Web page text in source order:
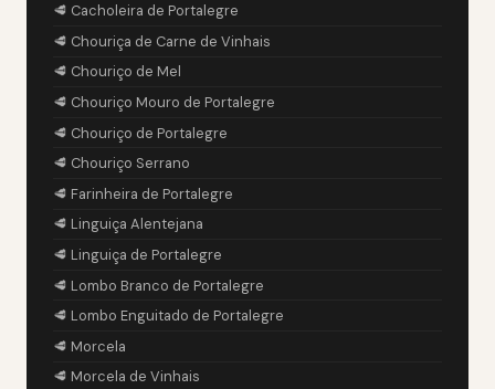
🥩 Cacholeira de Portalegre
🥩 Chouriça de Carne de Vinhais
🥩 Chouriço de Mel
🥩 Chouriço Mouro de Portalegre
🥩 Chouriço de Portalegre
🥩 Chouriço Serrano
🥩 Farinheira de Portalegre
🥩 Linguiça Alentejana
🥩 Linguiça de Portalegre
🥩 Lombo Branco de Portalegre
🥩 Lombo Enguitado de Portalegre
🥩 Morcela
🥩 Morcela de Vinhais